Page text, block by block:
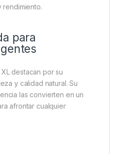
rendimiento.
para
destacan por su
y calidad natural. Su
las convierten en un
afrontar cualquier